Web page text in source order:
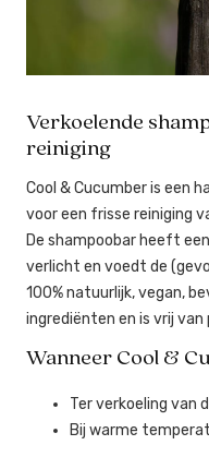
Verkoelende
reiniging
Cool & Cucumber is een
voor een frisse reiniging
De shampoobar heeft
verlicht en voedt de
100% natuurlijk, vegan,
ingrediënten en is vrij van
Wanneer Cool &
Ter verkoeling van
Bij warme